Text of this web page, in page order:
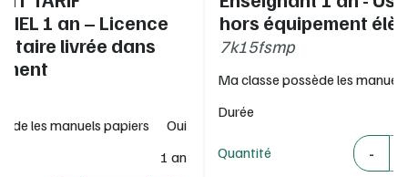
conforme RGPD et recommandations de la CNIL
1 an – Licence
livrée dans
les manuels papiers
Oui
1 an
hors équipement
7k15fsmp
Ma classe possède les
Durée
Quantité -
Quantité